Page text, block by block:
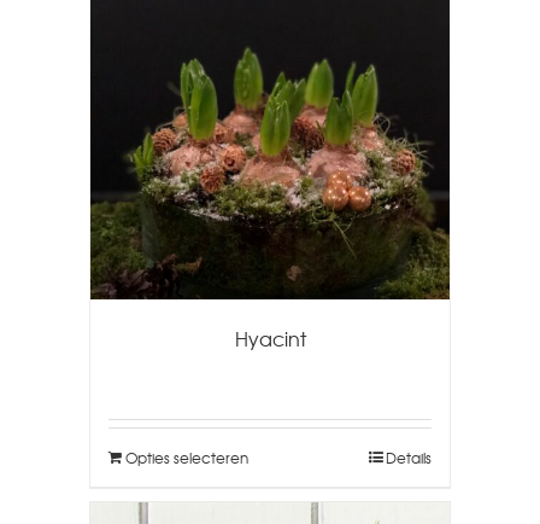
Hyacint
Opties selecteren Details